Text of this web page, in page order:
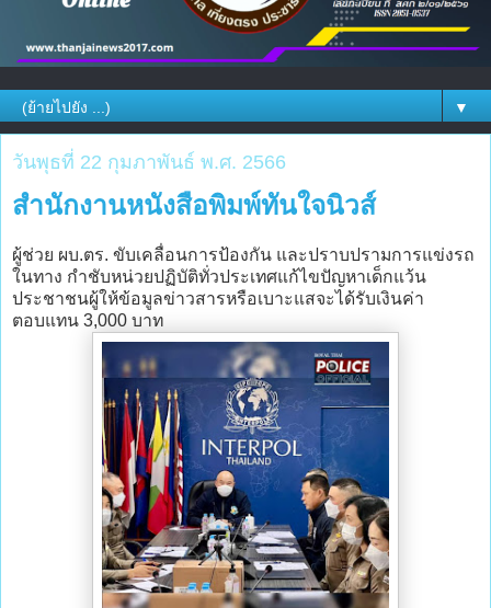
▼
วันพุธที่ 22 กุมภาพันธ์ พ.ศ. 2566
สำนักงานหนังสือพิมพ์ทันใจนิวส์
ผู้ช่วย ผบ.ตร. ขับเคลื่อนการป้องกัน และปราบปรามการแข่งรถ
ในทาง กำชับหน่วยปฏิบัติทั่วประเทศแก้ไขปัญหาเด็กแว้น
ประชาชนผู้ให้ข้อมูลข่าวสารหรือเบาะแสจะได้รับเงินค่า
ตอบแทน 3,000 บาท